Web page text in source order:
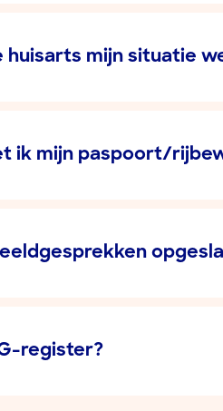
huisarts mijn situatie
ik mijn paspoort/
register?